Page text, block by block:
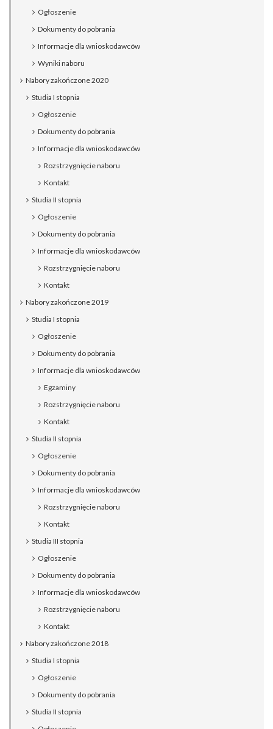
Ogłoszenie
Dokumenty do pobrania
Informacje dla wnioskodawców
Wyniki naboru
Nabory zakończone 2020
Studia I stopnia
Ogłoszenie
Dokumenty do pobrania
Informacje dla wnioskodawców
Rozstrzygnięcie naboru
Kontakt
Studia II stopnia
Ogłoszenie
Dokumenty do pobrania
Informacje dla wnioskodawców
Rozstrzygnięcie naboru
Kontakt
Nabory zakończone 2019
Studia I stopnia
Ogłoszenie
Dokumenty do pobrania
Informacje dla wnioskodawców
Egzaminy
Rozstrzygnięcie naboru
Kontakt
Studia II stopnia
Ogłoszenie
Dokumenty do pobrania
Informacje dla wnioskodawców
Rozstrzygnięcie naboru
Kontakt
Studia III stopnia
Ogłoszenie
Dokumenty do pobrania
Informacje dla wnioskodawców
Rozstrzygnięcie naboru
Kontakt
Nabory zakończone 2018
Studia I stopnia
Ogłoszenie
Dokumenty do pobrania
Studia II stopnia